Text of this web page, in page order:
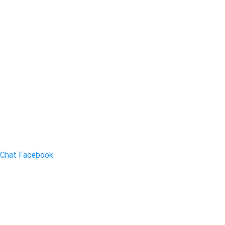
Chat Facebook